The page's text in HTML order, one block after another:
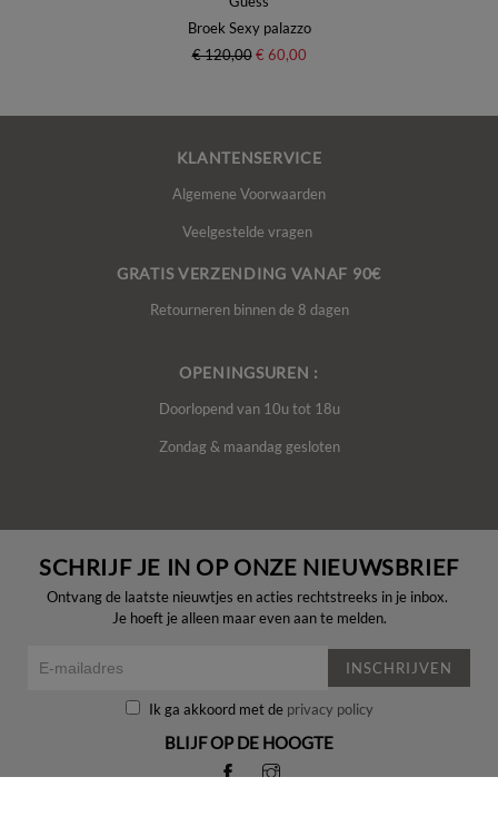
Broek Sexy palazzo
€ 120,00 € 60,00
KLANTENSERVICE
Algemene Voorwaarden
Veelgestelde vragen
GRATIS VERZENDING VANAF 90€
Retourneren binnen de 8 dagen
OPENINGSUREN :
Doorlopend van 10u tot 18u
Zondag & maandag gesloten
SCHRIJF JE IN OP ONZE NIEUWSBRIEF
Ontvang de laatste nieuwtjes en acties rechtstreeks in je inbox.
Je hoeft je alleen maar even aan te melden.
INSCHRIJVEN
Ik ga akkoord met de privacy policy
BLIJF OP DE HOOGTE